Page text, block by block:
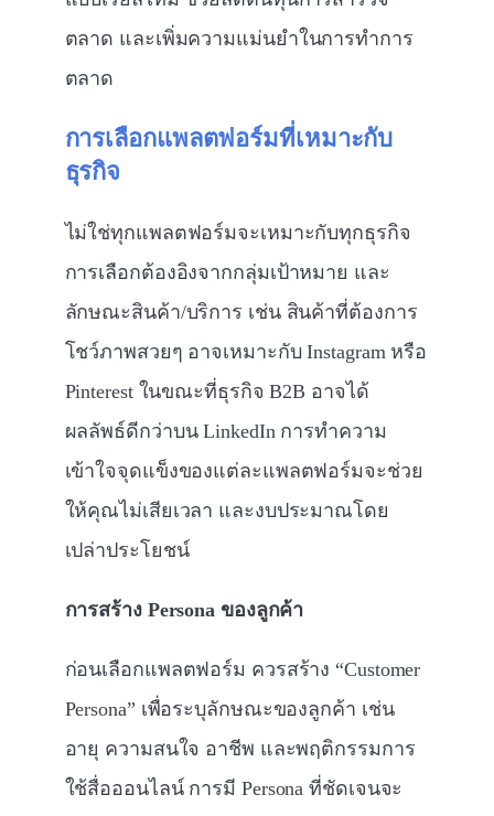
ตลาด และเพิ่มความแม่นยำในการทำการ
ตลาด
การเลือกแพลตฟอร์มที่เหมาะกับ
ธุรกิจ
ไม่ใช่ทุกแพลตฟอร์มจะเหมาะกับทุกธุรกิจ
การเลือกต้องอิงจากกลุ่มเป้าหมาย และ
ลักษณะสินค้า/บริการ เช่น สินค้าที่ต้องการ
โชว์ภาพสวยๆ อาจเหมาะกับ Instagram หรือ
Pinterest ในขณะที่ธุรกิจ B2B อาจได้
ผลลัพธ์ดีกว่าบน LinkedIn การทำความ
เข้าใจจุดแข็งของแต่ละแพลตฟอร์มจะช่วย
ให้คุณไม่เสียเวลา และงบประมาณโดย
เปล่าประโยชน์
การสร้าง Persona ของลูกค้า
ก่อนเลือกแพลตฟอร์ม ควรสร้าง “Customer
Persona” เพื่อระบุลักษณะของลูกค้า เช่น
อายุ ความสนใจ อาชีพ และพฤติกรรมการ
ใช้สื่อออนไลน์ การมี Persona ที่ชัดเจนจะ